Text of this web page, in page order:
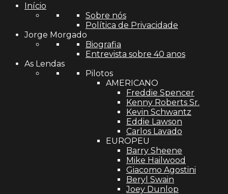
Início
Sobre nós
Política de Privacidade
Jorge Morgado
Biografia
Entrevista sobre 40 anos
As Lendas
Pilotos
AMERICANO
Freddie Spencer
Kenny Roberts Sr.
Kevin Schwantz
Eddie Lawson
Carlos Lavado
EUROPEU
Barry Sheene
Mike Hailwood
Giacomo Agostini
Beryl Swain
Joey Dunlop